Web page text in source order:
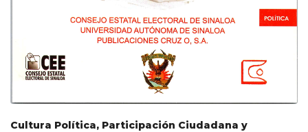
Cultura Política, Participación Ciudadana y